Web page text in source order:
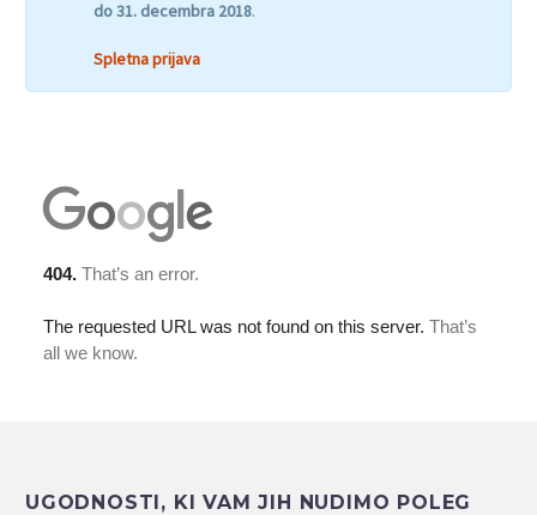
do 31. decembra 2018.
Spletna prijava
UGODNOSTI, KI VAM JIH NUDIMO POLEG